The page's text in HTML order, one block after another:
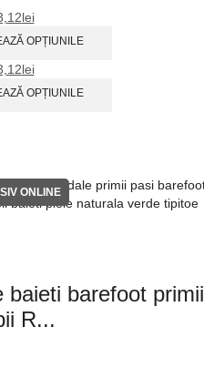
lei
OPȚIUNILE
lei
OPȚIUNILE
ONLINE
baieti barefoot primii
R...